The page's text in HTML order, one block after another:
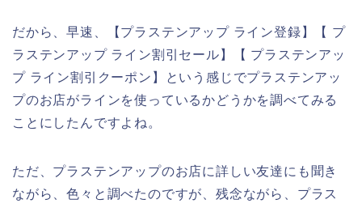
だから、早速、【プラステンアップ ライン登録】【 プ
ラステンアップ ライン割引セール】【 プラステンアッ
プ ライン割引クーポン】という感じでプラステンアッ
プのお店がラインを使っているかどうかを調べてみる
ことにしたんですよね。
ただ、プラステンアップのお店に詳しい友達にも聞き
ながら、色々と調べたのですが、残念ながら、プラス